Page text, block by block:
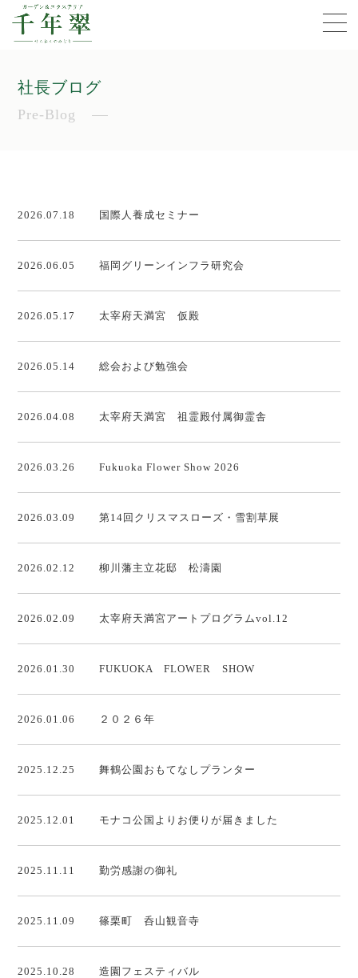
社長ブログ
Pre-Blog
2026.07.18 国際人養成セミナー
2026.06.05 福岡グリーンインフラ研究会
2026.05.17 太宰府天満宮 仮殿
2026.05.14 総会および勉強会
2026.04.08 太宰府天満宮 祖霊殿付属御霊舎
2026.03.26 Fukuoka Flower Show 2026
2026.03.09 第14回クリスマスローズ・雪割草展
2026.02.12 柳川藩主立花邸 松濤園
2026.02.09 太宰府天満宮アートプログラムvol.12
2026.01.30 FUKUOKA FLOWER SHOW
2026.01.06 ２０２６年
2025.12.25 舞鶴公園おもてなしプランター
2025.12.01 モナコ公国よりお便りが届きました
2025.11.11 勤労感謝の御礼
2025.11.09 篠栗町 呑山観音寺
2025.10.28 造園フェスティバル